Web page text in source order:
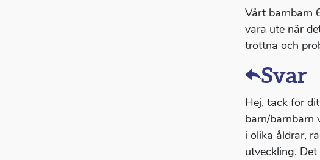
Vårt barnbarn
vara ute när
tröttna och
Svar
Hej, tack för
barn/barnbarn
i olika åldrar,
utveckling.